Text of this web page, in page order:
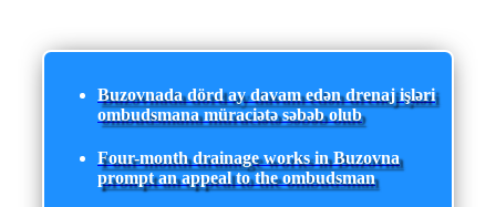
Buzovnada dörd ay davam edən drenaj işləri
ombudsmana müraciətə səbəb olub
Four-month drainage works in Buzovna
prompt an appeal to the ombudsman